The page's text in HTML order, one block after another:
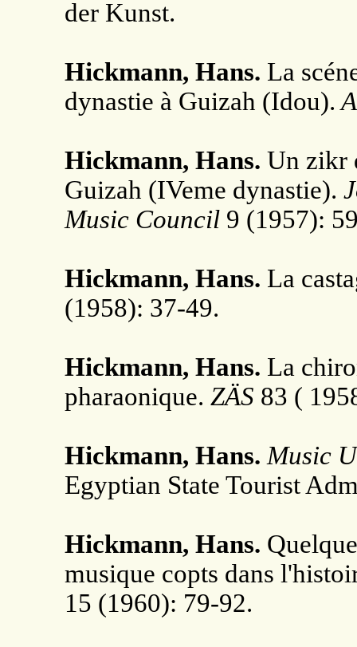
der Kunst.
Hickmann, Hans. La
dynastie à Guizah (Idou).
Hickmann, Hans. Un zikr
Guizah (IVeme dynastie).
Music Council9 (1957):
Hickmann, Hans. La
(1958): 37-49.
Hickmann, Hans. La
pharaonique. ZÄS 83 (
Hickmann, Hans. Music
Egyptian State Tourist
Hickmann, Hans.
musique copts dans
15 (1960): 79-92.